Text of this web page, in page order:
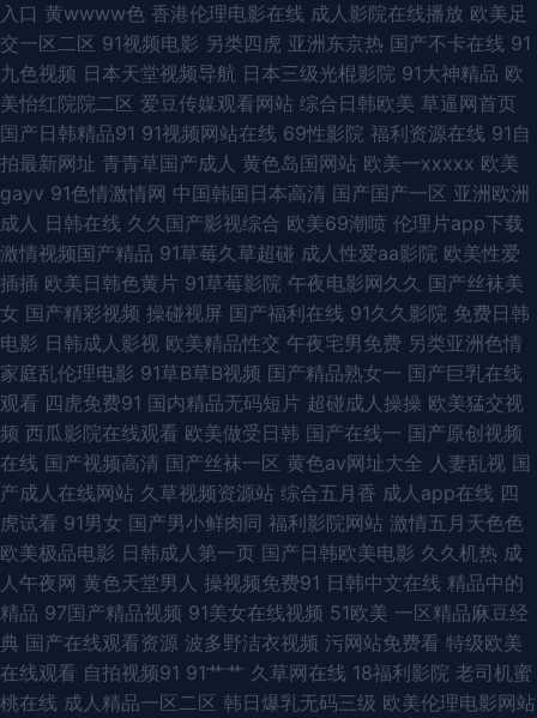
入口 黄wwww色 香港伦理电影在线 成人影院在线播放 欧美足
交一区二区 91视频电影 另类四虎 亚洲东京热 国产不卡在线 91
九色视频 日本天堂视频导航 日本三级光棍影院 91大神精品 欧
美怡红院院二区 爱豆传媒观看网站 综合日韩欧美 草逼网首页
国产日韩精品91 91视频网站在线 69性影院 福利资源在线 91自
拍最新网址 青青草国产成人 黄色岛国网站 欧美一xxxxx 欧美
gayv 91色情激情网 中国韩国日本高清 国产国产一区 亚洲欧洲
成人 日韩在线 久久国产影视综合 欧美69潮喷 伦理片app下载
激情视频国产精品 91草莓久草超碰 成人性爱aa影院 欧美性爱
插插 欧美日韩色黄片 91草莓影院 午夜电影网久久 国产丝袜美
女 国产精彩视频 操碰视屏 国产福利在线 91久久影院 免费日韩
电影 日韩成人影视 欧美精品性交 午夜宅男免费 另类亚洲色情
家庭乱伦理电影 91草B草B视频 国产精品熟女一 国产巨乳在线
观看 四虎免费91 国内精品无码短片 超碰成人操操 欧美猛交视
频 西瓜影院在线观看 欧美做受日韩 国产在线一 国产原创视频
在线 国产视频高清 国产丝袜一区 黄色av网址大全 人妻乱视 国
产成人在线网站 久草视频资源站 综合五月香 成人app在线 四
虎试看 91男女 国产男小鲜肉同 福利影院网站 激情五月天色色
欧美极品电影 日韩成人第一页 国产日韩欧美电影 久久机热 成
人午夜网 黄色天堂男人 操视频免费91 日韩中文在线 精品中的
精品 97国产精品视频 91美女在线视频 51欧美 一区精品麻豆经
典 国产在线观看资源 波多野洁衣视频 污网站免费看 特级欧美
在线观看 自拍视频91 91艹艹 久草网在线 18福利影院 老司机蜜
桃在线 成人精品一区二区 韩日爆乳无码三级 欧美伦理电影网站